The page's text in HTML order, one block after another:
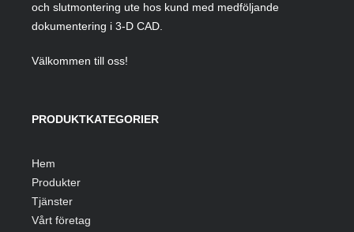
och slutmontering ute hos kund med medföljande
dokumentering i 3-D CAD.
Välkommen till oss!
PRODUKTKATEGORIER
Hem
Produkter
Tjänster
Vårt företag